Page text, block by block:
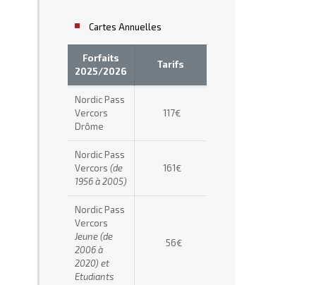
Cartes Annuelles
Forfaits
2025/2026
Tarifs
Nordic Pass
Vercors
Drôme
117€
Nordic Pass
Vercors (de
1956 à 2005)
161€
Nordic Pass
Vercors
Jeune (de
2006 à
2020) et
Etudiants
56€